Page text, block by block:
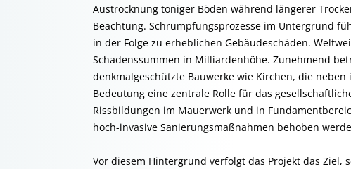
Austrocknung toniger Böden während längerer
Beachtung. Schrumpfungsprozesse im Untergrund
in der Folge zu erheblichen Gebäudeschäden.
Schadenssummen in Milliardenhöhe. Zunehmend
denkmalgeschützte Bauwerke wie Kirchen, die
Bedeutung eine zentrale Rolle für das
Rissbildungen im Mauerwerk und in
hoch-invasive Sanierungsmaßnahmen behoben
Vor diesem Hintergrund verfolgt das Projekt das Ziel,